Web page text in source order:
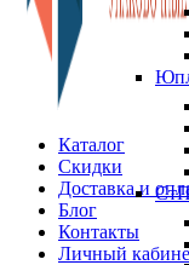
Каталог
Скидки
Доставка и
Блог
Контакты
Личный